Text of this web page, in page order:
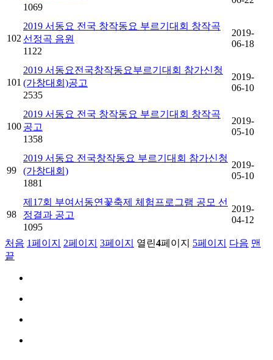
1069
102
2019 서동요 전국 창작동요 부르기대회 창작곡
선정곡 음원
1122
2019-
06-18
101
2019 서동요전국창작동요부르기대회 참가신청
(가창대회)공고
2535
2019-
06-10
100
2019 서동요 전국 창작동요 부르기대회 창작곡
공고
1358
2019-
05-10
99
2019 서동요 전국창작동요 부르기대회 참가신청
(가창대회)
1881
2019-
05-10
98
제17회 부여서동연꽃축제 체험프로그램 공모 선
정결과 공고
1095
2019-
04-12
처음 1페이지 2페이지 3페이지 열린4페이지 5페이지 다음 맨
끝